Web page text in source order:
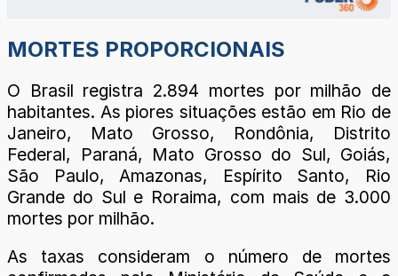
MORTES PROPORCIONAIS
O Brasil registra 2.894 mortes por milhão de
habitantes. As piores situações estão em Rio de
Janeiro, Mato Grosso, Rondônia, Distrito
Federal, Paraná, Mato Grosso do Sul, Goiás,
São Paulo, Amazonas, Espírito Santo, Rio
Grande do Sul e Roraima, com mais de 3.000
mortes por milhão.
As taxas consideram o número de mortes